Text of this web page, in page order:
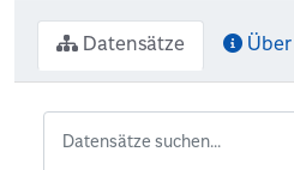
Datensätze